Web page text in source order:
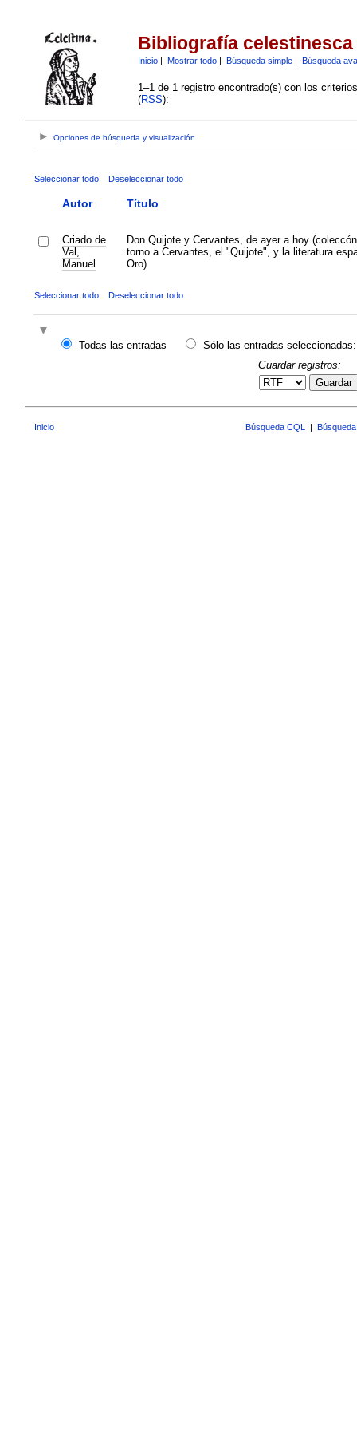
Bibliografía celestinesca
Inicio| Mostrar todo| Búsqueda simple| Búsqueda
1–1 de 1 registro encontrado(s) con los
(RSS):
Opciones de búsqueda y visualización
Seleccionar todo Deseleccionar todo
Autor Título
Criado de
Val,
Manuel
Don Quijote y Cervantes, de ayer a hoy
torno a Cervantes, el "Quijote", y la literatura
Oro)
Seleccionar todo Deseleccionar todo
Todas las entradas
Sólo las entradas seleccionadas:
Guardar registros:
Guardar
Inicio Búsqueda CQL